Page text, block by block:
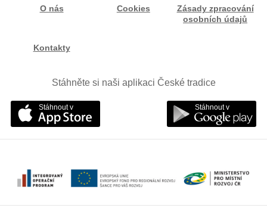
O nás Cookies
Zásady zpracování
osobních údajů
Kontakty
Stáhněte si naši aplikaci České tradice
Stáhnout v Stáhnout v